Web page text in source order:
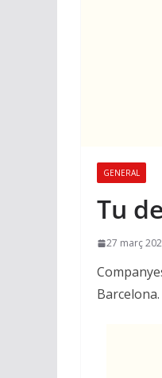
GENERAL
Tu
27 març
Barcelona.